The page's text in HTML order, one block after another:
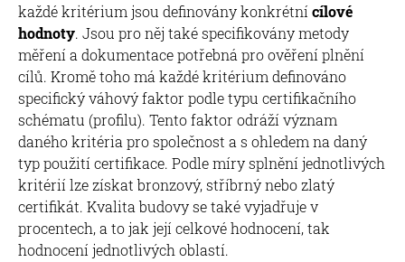
každé kritérium jsou definovány konkrétní cílové
hodnoty. Jsou pro něj také specifikovány metody
měření a dokumentace potřebná pro ověření plnění
cílů. Kromě toho má každé kritérium definováno
specifický váhový faktor podle typu certifikačního
schématu (profilu). Tento faktor odráží význam
daného kritéria pro společnost a s ohledem na daný
typ použití certifikace. Podle míry splnění jednotlivých
kritérií lze získat bronzový, stříbrný nebo zlatý
certifikát. Kvalita budovy se také vyjadřuje v
procentech, a to jak její celkové hodnocení, tak
hodnocení jednotlivých oblastí.